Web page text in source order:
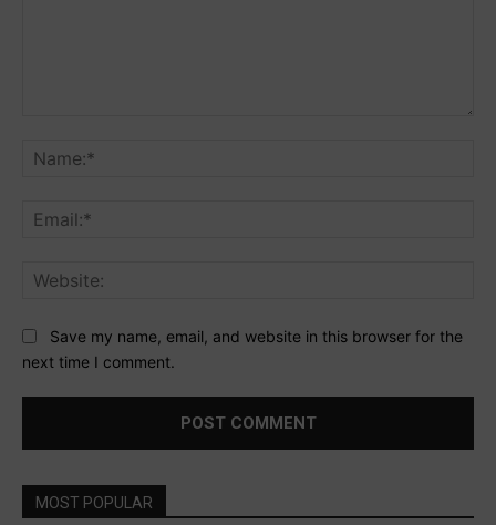
Save my name, email, and website in this browser for the
next time I comment.
MOST POPULAR